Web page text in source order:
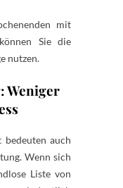
mit
Sie die
nutzen.
Weniger
auch
Wenn sich
Liste von